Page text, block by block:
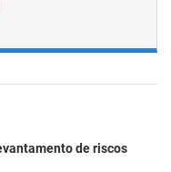
de riscos